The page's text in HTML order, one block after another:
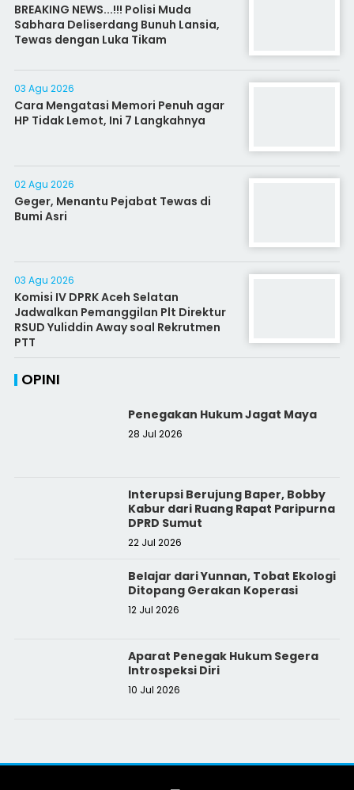
BREAKING NEWS...!!! Polisi Muda
Sabhara Deliserdang Bunuh Lansia,
Tewas dengan Luka Tikam
03 Agu 2026
Cara Mengatasi Memori Penuh agar
HP Tidak Lemot, Ini 7 Langkahnya
02 Agu 2026
Geger, Menantu Pejabat Tewas di
Bumi Asri
03 Agu 2026
Komisi IV DPRK Aceh Selatan
Jadwalkan Pemanggilan Plt Direktur
RSUD Yuliddin Away soal Rekrutmen
PTT
OPINI
Penegakan Hukum Jagat Maya
28 Jul 2026
Interupsi Berujung Baper, Bobby
Kabur dari Ruang Rapat Paripurna
DPRD Sumut
22 Jul 2026
Belajar dari Yunnan, Tobat Ekologi
Ditopang Gerakan Koperasi
12 Jul 2026
Aparat Penegak Hukum Segera
Introspeksi Diri
10 Jul 2026